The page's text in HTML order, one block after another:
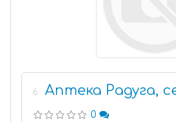
6 Аптека Радуга,
0